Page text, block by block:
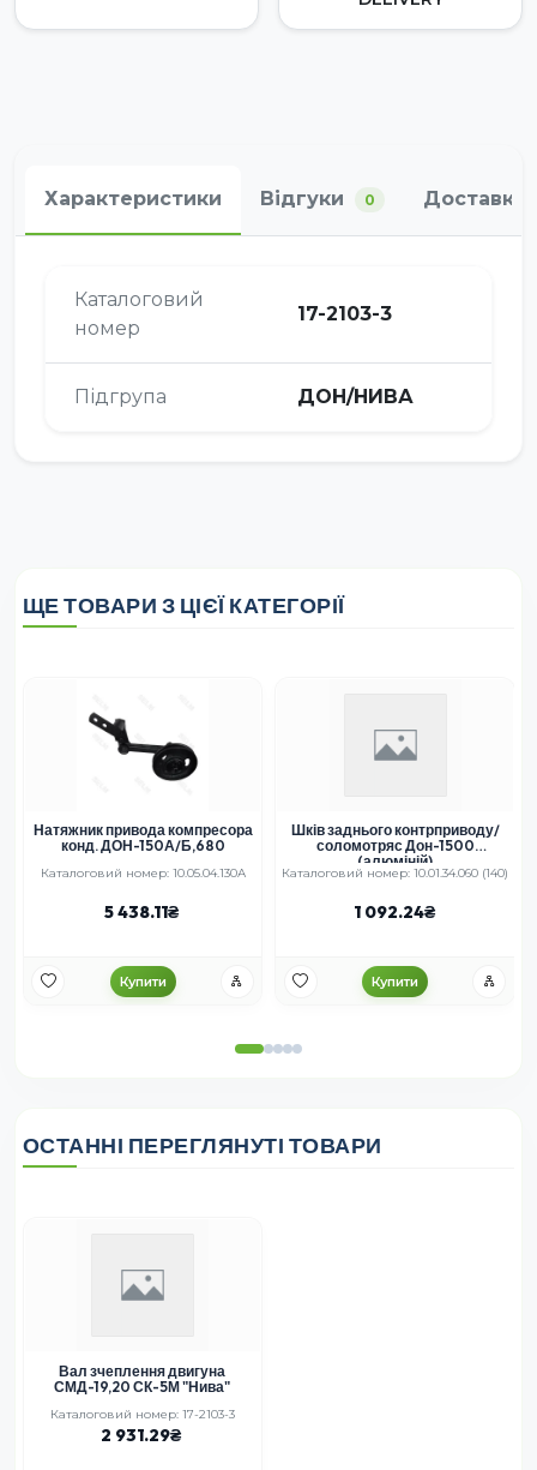
Характеристики Відгуки 0 Доставка
Каталоговий
номер
17-2103-3
Підгрупа ДОН/НИВА
ЩЕ ТОВАРИ З ЦІЄЇ КАТЕГОРІЇ
Натяжник привода компресора
конд. ДОН-150А/Б,680
Каталоговий номер: 10.05.04.130А
5 438.11
Купити
Шків заднього контрприводу/
соломотряс Дон-1500
(алюміній)
Каталоговий номер: 10.01.34.060 (140)
1 092.24
Купити
ОСТАННІ ПЕРЕГЛЯНУТІ ТОВАРИ
Вал зчеплення двигуна
СМД-19,20 СК-5М "Нива"
Каталоговий номер: 17-2103-3
2 931.29